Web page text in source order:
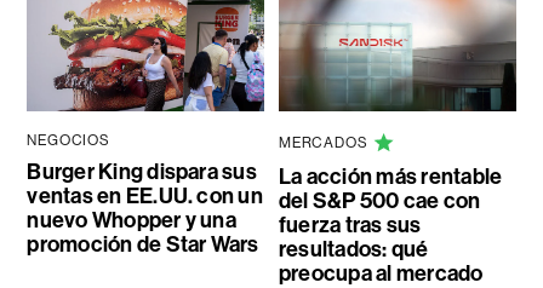
NEGOCIOS
Burger King dispara sus
ventas en EE.UU. con un
nuevo Whopper y una
promoción de Star Wars
MERCADOS
La acción más rentable
del S&P 500 cae con
fuerza tras sus
resultados: qué
preocupa al mercado